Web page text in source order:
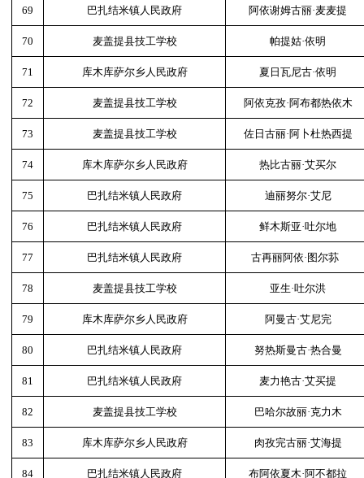
69 巴扎结米镇人民政府 阿依谢姆古丽·麦麦提
70 麦盖提县技工学校 帕提姑·依明
71 库木库萨尔乡人民政府 夏日瓦尼古·依明
72 麦盖提县技工学校 阿依克孜·阿布都热依木
73 麦盖提县技工学校 佐日古丽·阿卜杜热西提
74 库木库萨尔乡人民政府 热比古丽·艾买尔
75 巴扎结米镇人民政府 迪丽努尔·艾尼
76 巴扎结米镇人民政府 鲜木斯亚·吐尔地
77 巴扎结米镇人民政府 古再丽阿依·图尔荪
78 麦盖提县技工学校 亚生·吐尔洪
79 库木库萨尔乡人民政府 阿曼古·艾尼完
80 巴扎结米镇人民政府 努热斯曼古·热合曼
81 巴扎结米镇人民政府 麦力艳古·艾买提
82 麦盖提县技工学校 巴哈尔故丽·克力木
83 库木库萨尔乡人民政府 肉孜完古丽·艾海提
84 巴扎结米镇人民政府 布阿依夏木·阿不都拉